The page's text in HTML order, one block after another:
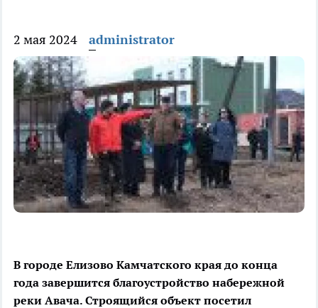
2 мая 2024 administrator
В городе Елизово Камчатского края до конца
года завершится благоустройство набережной
реки Авача. Строящийся объект посетил